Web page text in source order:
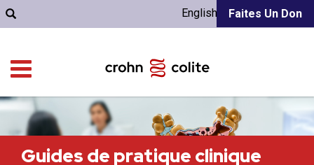
Faites Un Don
English
Guides de pratique clinique